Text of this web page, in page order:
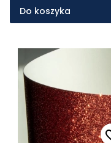
Do koszyka